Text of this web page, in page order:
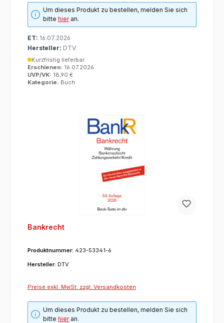
Um dieses Produkt zu bestellen, melden Sie sich
bittehieran.
ET: 16.07.2026
Hersteller: DTV
Kurzfristig lieferbar
Erschienen: 16.07.2026
UVP/VK: 18,90 €
Kategorie: Buch
Bankrecht
Produktnummer: 423-53341-6
Hersteller: DTV
Preise exkl. MwSt. zzgl. Versandkosten
Um dieses Produkt zu bestellen, melden Sie sich
bittehieran.